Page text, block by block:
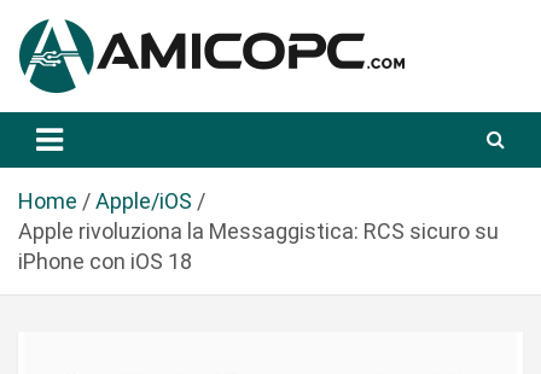
a
Amicopc.com
Home
Apple/iOS
Apple rivoluziona la Messaggistica: RCS sicuro su
iPhone con iOS 18